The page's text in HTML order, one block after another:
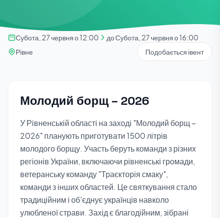
Субота, 27 червня о 12:00
до Субота, 27 червня о 16:00
Рівне
Подобається івент
Молодий борщ – 2026
У Рівненській області на заході "Молодий борщ –
2026" планують приготувати 1500 літрів
молодого борщу. Участь беруть команди з різних
регіонів України, включаючи рівненські громади,
ветеранську команду "Траєкторія смаку",
команди з інших областей. Це святкування стало
традиційним і об'єднує українців навколо
улюбленої страви. Захід є благодійним, зібрані